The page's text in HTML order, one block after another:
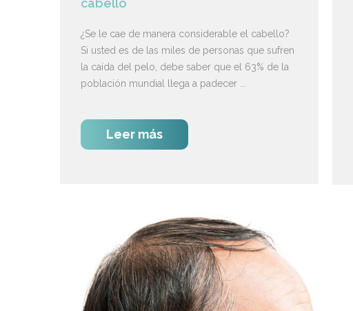
cabello
¿Se le cae de manera considerable el cabello?
Si usted es de las miles de personas que sufren
la caída del pelo, debe saber que el 63% de la
población mundial llega a padecer ...
Leer más